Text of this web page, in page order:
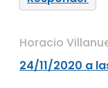
Horacio
24/11/2020 a